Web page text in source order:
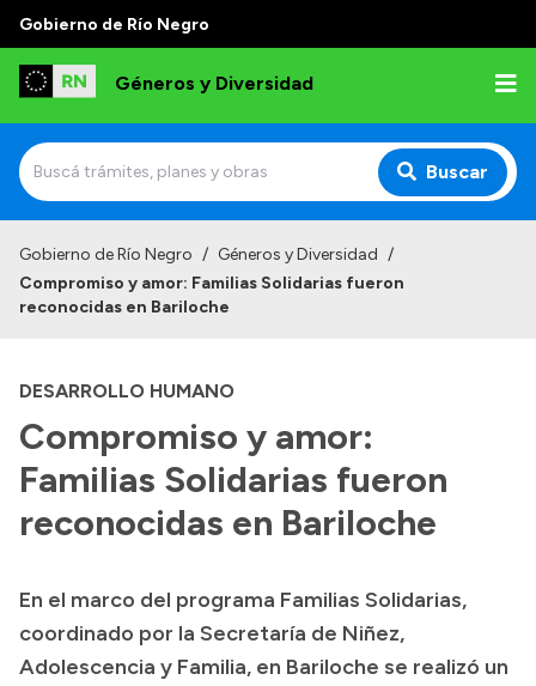
Gobierno de Río Negro
Géneros y Diversidad
Buscar
Institucional
Programas y capacitaciones
Observatorio
Normativa
Presupuesto
Boletín Oficial
Gobierno de Río Negro / Géneros y Diversidad /
Compromiso y amor: Familias Solidarias fueron
reconocidas en Bariloche
DESARROLLO HUMANO
Compromiso y amor:
Familias Solidarias fueron
reconocidas en Bariloche
En el marco del programa Familias Solidarias,
coordinado por la Secretaría de Niñez,
Adolescencia y Familia, en Bariloche se realizó un